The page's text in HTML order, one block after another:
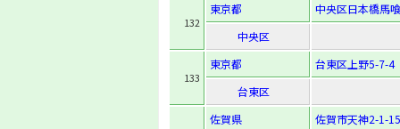
132
東京都
中央区日本橋馬
中央区
133
東京都
台東区上野5-7-4
台東区
佐賀県
佐賀市天神2-1-15